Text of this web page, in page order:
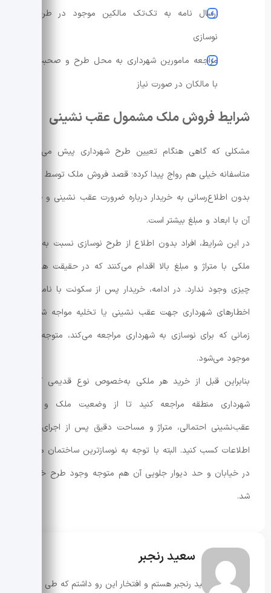
ارسال نامه به تک‌تک مالکین موجود در طرح
نوسازی
مراجعه مامورین شهرداری به محل طرح و صحبت
با مالکان در صورت نیاز
شرایط فروش ملک مشمول عقب نشینی
مشکلی که گاهی هنگام تعیین طرح شهرداری پیش می‌آید و
متاسفانه خیلی هم رواج پیدا کرده؛ قصد فروش ملک توسط مالک،
بدون اطلاع‌رسانی به خریدار درباره ضرورت عقب نشینی و فروش
آن با ابعاد و مبلغ بیشتر است.
در این شرایط، افراد بدون اطلاع از طرح نوسازی نسبت به خرید
ملکی با متراژ و مبلغ بالا اقدام می‌کنند که در حقیقت همچین
چیزی وجود ندارد. در ادامه، خریدار پس از سکونت با نامه‌ها و
اخطارهای شهرداری جهت عقب نشینی یا تخلیه مواجه شده یا
زمانی که برای نوسازی به شهرداری مراجعه می‌کند، متوجه طرح
موجود می‌شود.
بنابراین قبل از خرید هر ملکی به‌خصوص نوع قدیمی آن به
شهرداری منطقه مراجعه کنید تا از وضعیت ملک و طرح‌
عقب‌نشینی احتمالی، متراژ و مساحت دقیق پس از اجرای طرح
اطلاعات کسب کنید. البته با توجه‌ به نوسازترین ساختمان موجود
در خیابان و حد دیوار جلویی آن هم متوجه وجود طرح خواهید
شد.
سعید رنجبر
سلام، من سعید رنجبر هستم و افتخار این رو داشتم که طی